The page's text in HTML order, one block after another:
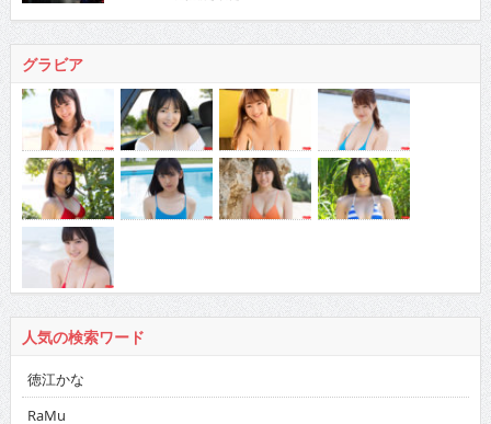
グラビア
人気の検索ワード
徳江かな
RaMu